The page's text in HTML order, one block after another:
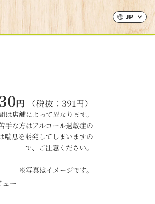
JP
円 （税抜： 391円）
店舗によって異なります。
手な方はアルコール過敏症の
喘息を誘発してしまいますの
で、ご注意ください。
※写真はイメージです。
ュー